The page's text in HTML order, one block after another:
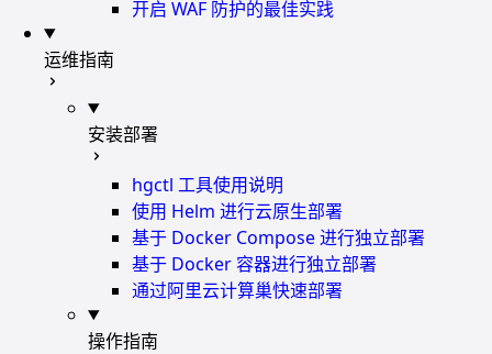
开启 WAF 防护的最佳实践
运维指南
安装部署
hgctl 工具使用说明
使用 Helm 进行云原生部署
基于 Docker Compose 进行独立部署
基于 Docker 容器进行独立部署
通过阿里云计算巢快速部署
操作指南